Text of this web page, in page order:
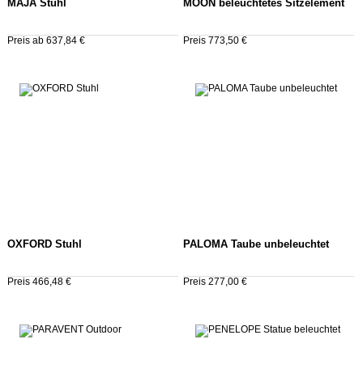
MAJA Stuhl
Preis ab 637,84 €
MOON beleuchtetes Sitzelement
Preis 773,50 €
OXFORD Stuhl
Preis 466,48 €
PALOMA Taube unbeleuchtet
Preis 277,00 €